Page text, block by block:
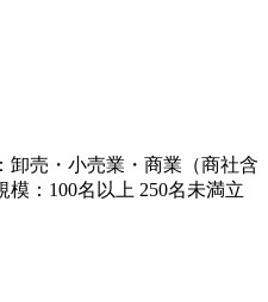
： 卸売・小売業・商業（商社含
模 ： 100名以上 250名未満立